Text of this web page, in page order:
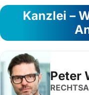
Kanzlei –
Peter